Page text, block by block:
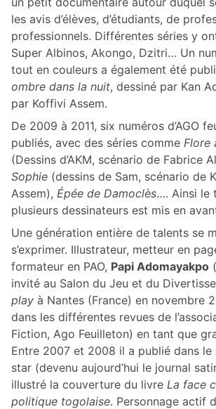
les avis d’élèves, d’étudiants, de
professionnels. Différentes séries y
Super Albinos, Akongo, Dzitri… Un
tout en couleurs a également été
ombre dans la nuit, dessiné par Kan
par Koffivi Assem.
De 2009 à 2011, six numéros d’AGO
publiés, avec des séries comme Flore
(Dessins d’AKM, scénario de Fabrice
Sophie (dessins de Sam, scénario de
Assem), Épée de Damoclès…. Ainsi le
plusieurs dessinateurs est mis en
Une génération entière de talents se
s’exprimer. Illustrateur, metteur en
formateur en PAO, Papi Adomayakpo
invité au Salon du Jeu et du
play à Nantes (France) en novembre
dans les différentes revues de
Fiction, Ago Feuilleton) en tant que
Entre 2007 et 2008 il a publié dans le
star (devenu aujourd’hui le journal
illustré la couverture du livre La face
politique togolaise. Personnage actif